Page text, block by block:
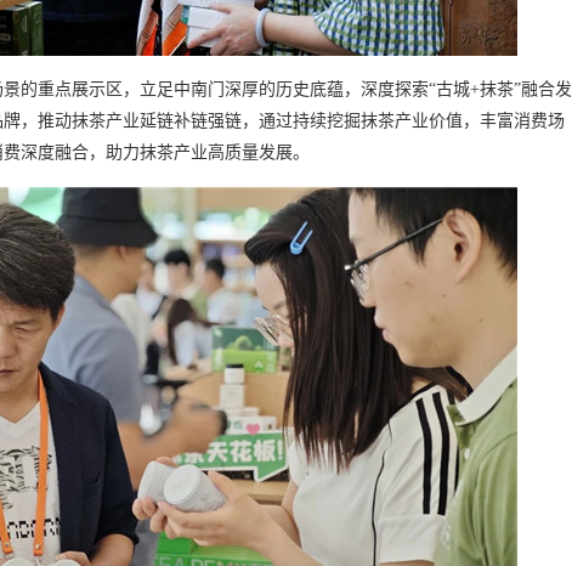
的重点展示区，立足中南门深厚的历史底蕴，深度探索“古城+抹茶”融合发
，推动抹茶产业延链补链强链，通过持续挖掘抹茶产业价值，丰富消费场
深度融合，助力抹茶产业高质量发展。